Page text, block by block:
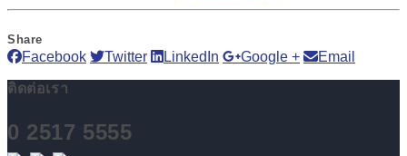
Share
Facebook Twitter LinkedIn Google + Email
ติดต่อเรา
0 2517 5555